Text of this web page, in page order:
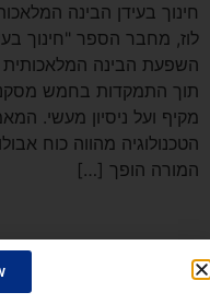
חינוך בעידן הבינה
לוז, מחבר הספר "חינוך
השפעת הבינה המלאכותית
תוך התמקדות בחמש
מקיף ועל ניסיון מעשי.
הטכנולוגיה מהווה כוח
המורה הופך […]